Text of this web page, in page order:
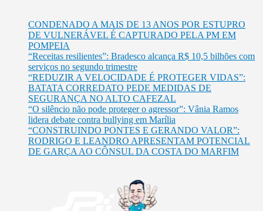
CONDENADO A MAIS DE 13 ANOS POR ESTUPRO
DE VULNERÁVEL É CAPTURADO PELA PM EM
POMPEIA
“Receitas resilientes”: Bradesco alcança R$ 10,5 bilhões com
serviços no segundo trimestre
“REDUZIR A VELOCIDADE É PROTEGER VIDAS”:
BATATA CORREDATO PEDE MEDIDAS DE
SEGURANÇA NO ALTO CAFEZAL
“O silêncio não pode proteger o agressor”: Vânia Ramos
lidera debate contra bullying em Marília
“CONSTRUINDO PONTES E GERANDO VALOR”:
RODRIGO E LEANDRO APRESENTAM POTENCIAL
DE GARÇA AO CÔNSUL DA COSTA DO MARFIM